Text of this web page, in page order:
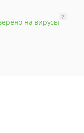
на вирусы
?